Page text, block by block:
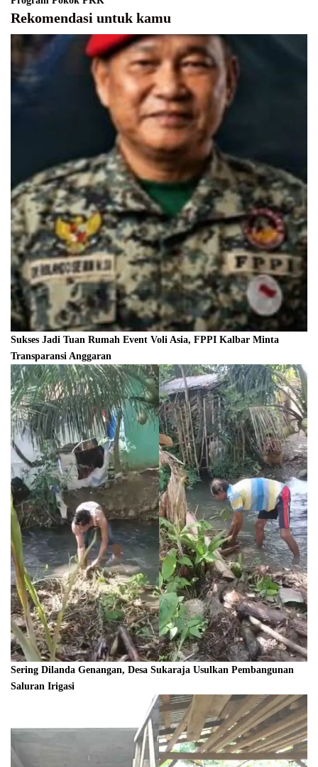
Rekomendasi untuk kamu
Sukses Jadi Tuan Rumah Event Voli Asia, FPPI Kalbar Minta
Transparansi Anggaran
Sering Dilanda Genangan, Desa Sukaraja Usulkan Pembangunan
Saluran Irigasi